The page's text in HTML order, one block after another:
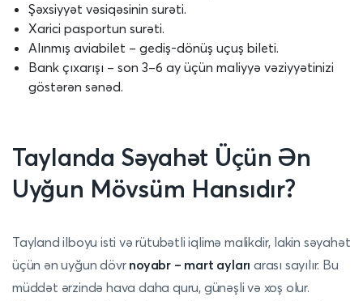
Şəxsiyyət vəsiqəsinin surəti.
Xarici pasportun surəti.
Alınmış aviabilet – gediş-dönüş uçuş bileti.
Bank çıxarışı – son 3–6 ay üçün maliyyə vəziyyətinizi
göstərən sənəd.
Taylanda Səyahət Üçün Ən
Uyğun Mövsüm Hansıdır?
Tayland ilboyu isti və rütubətli iqlimə malikdir, lakin səyahət
üçün ən uyğun dövr noyabr – mart ayları arası sayılır. Bu
müddət ərzində hava daha quru, günəşli və xoş olur.